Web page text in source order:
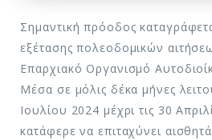
Σημαντική πρόοδος
εξέτασης πολεοδομικών
Επαρχιακό Οργανισμό
Μέσα σε μόλις δέκα μήνες
Ιουλίου 2024 μέχρι τις 30
κατάφερε να επιταχύνει